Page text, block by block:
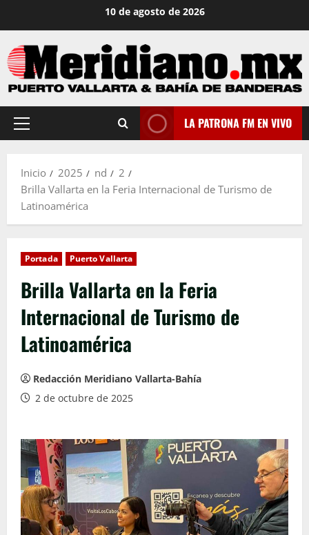
contenido
10 de agosto de 2026
Menú
LA PATRONA FM EN VIVO
Inicio 2025 nd
2
Brilla Vallarta en la Feria Internacional de Turismo de
Latinoamérica
Portada Puerto Vallarta
Brilla Vallarta en la Feria
Internacional de Turismo de
Latinoamérica
Redacción Meridiano Vallarta-Bahía
2 de octubre de 2025